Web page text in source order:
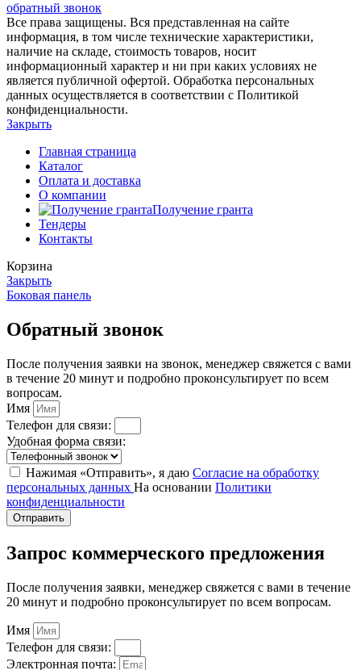
обратный звонок
Все права защищены. Вся представленная на сайте
информация, в том числе технические характеристики,
наличие на складе, стоимость товаров, носит
информационный характер и ни при каких условиях не
является публичной офертой. Обработка персональных
данных осуществляется в соответствии с Политикой
конфиденциальности.
Закрыть
Главная страница
Каталог
Оплата и доставка
О компании
Получение гранта
Тендеры
Контакты
Корзина
Закрыть
Боковая панель
Обратный звонок
После получения заявки на звонок, менеджер свяжется с вами
в течение 20 минут и подробно проконсультирует по всем
вопросам.
Имя
Телефон для связи:
Удобная форма связи:
Нажимая «Отправить», я даю Согласие на обработку
персональных данных На основании Политики
конфиденциальности
Отправить
Запрос коммерческого предложения
После получения заявки, менеджер свяжется с вами в течение
20 минут и подробно проконсультирует по всем вопросам.
Имя
Телефон для связи:
Электронная почта: